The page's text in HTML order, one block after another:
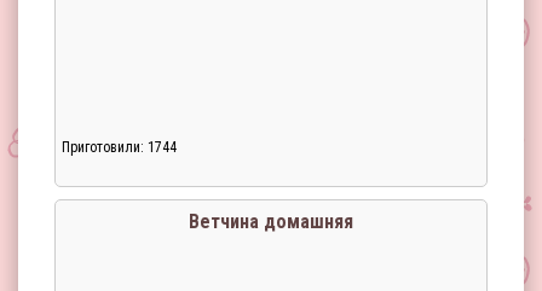
Приготовили: 1744
Ветчина домашняя